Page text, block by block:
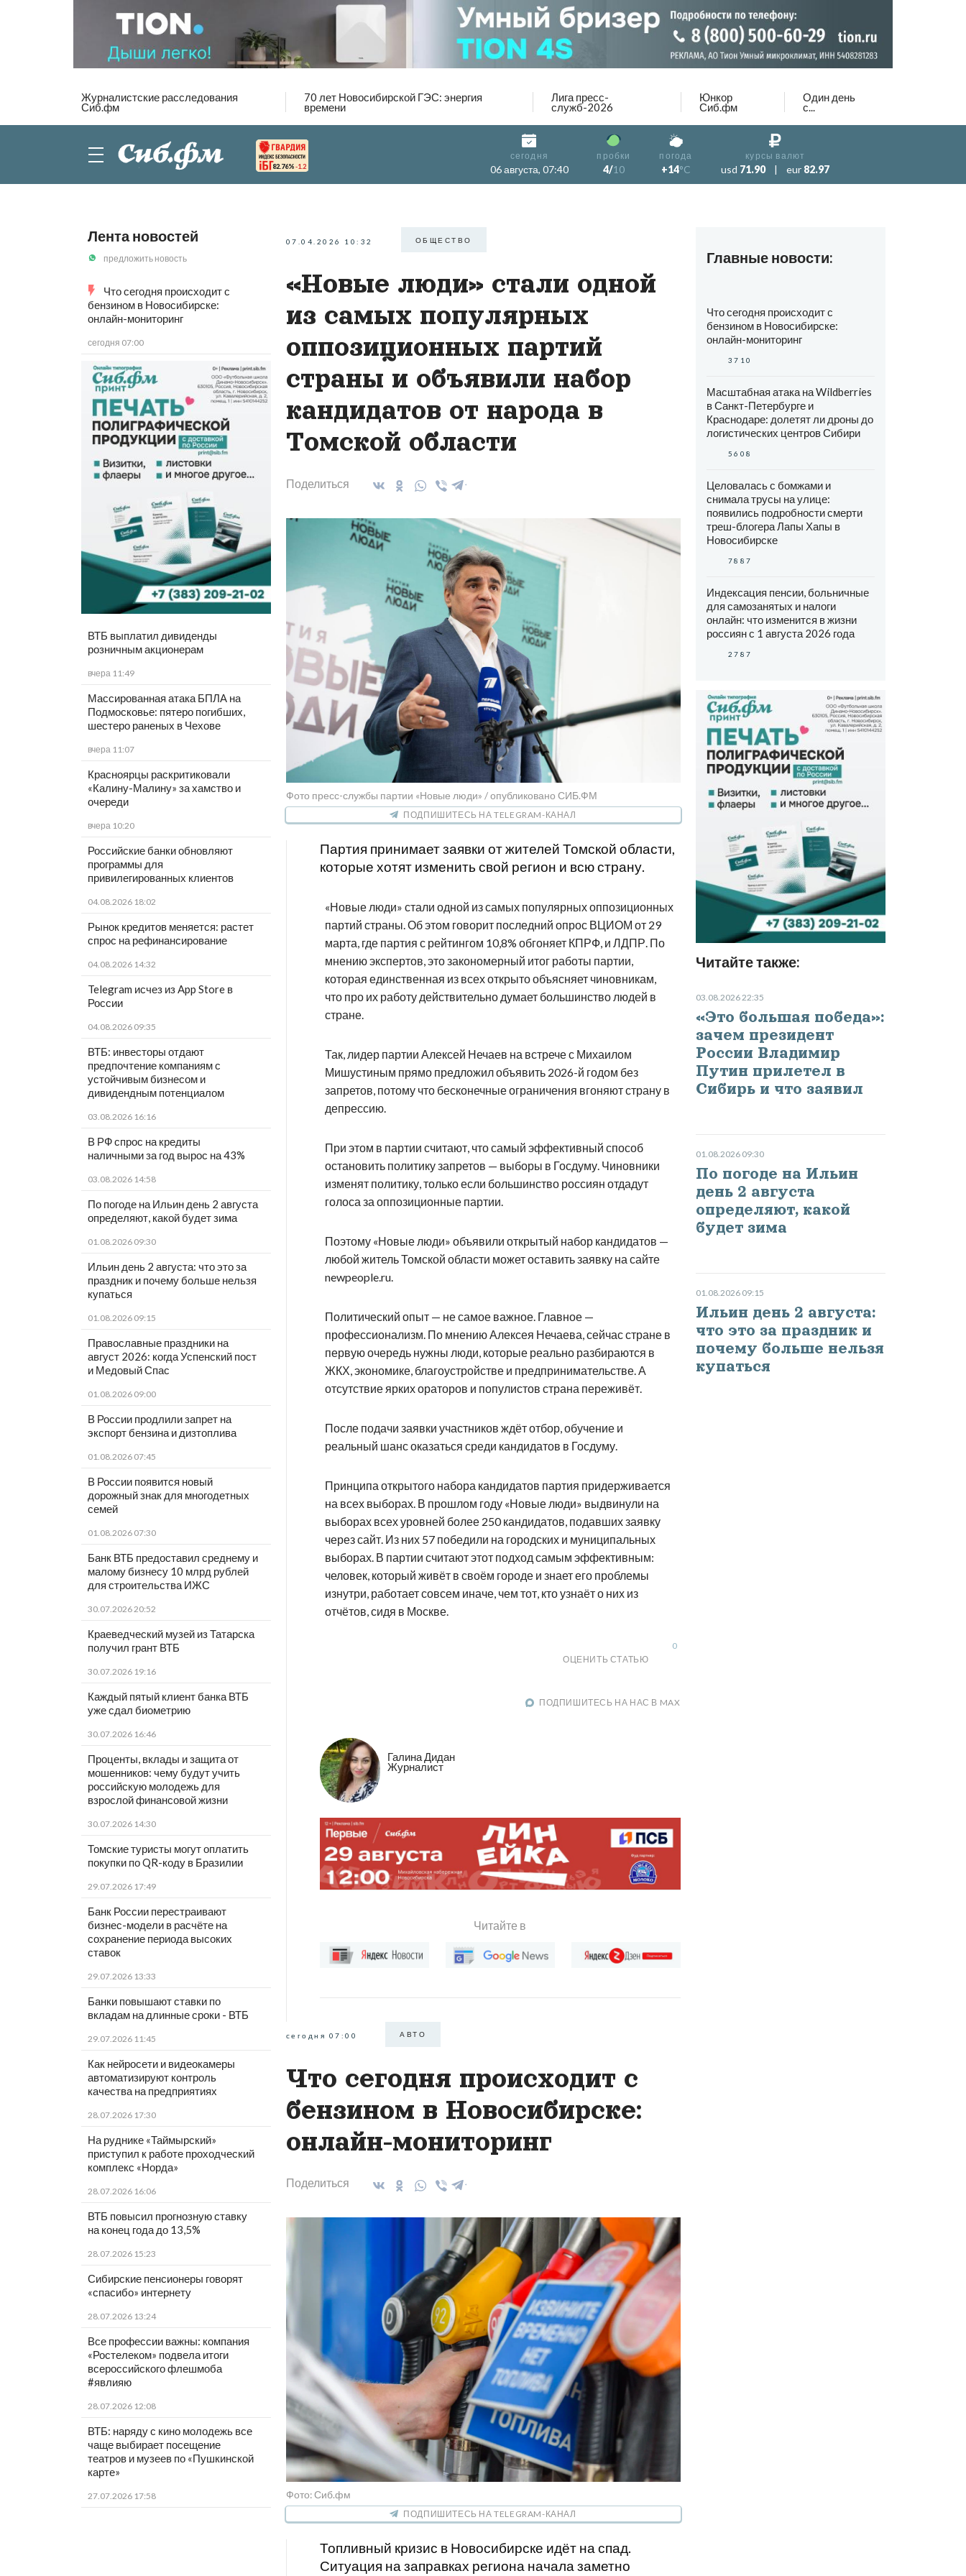
Журналистские расследования
Сиб.фм
70 лет Новосибирской ГЭС: энергия
времени
Лига пресс-
служб-2026
Юнкор
Сиб.фм
Один день
с...
82.76% -1.2
сегодня
06 августа, 07:40
пробки
4/10
погода
+14°C
курсы валют
usd 71.90 | eur 82.97
Лента новостей
предложить новость
Что сегодня происходит с
бензином в Новосибирске:
онлайн-мониторинг
сегодня 07:00
ВТБ выплатил дивиденды
розничным акционерам
вчера 11:49
Массированная атака БПЛА на
Подмосковье: пятеро погибших,
шестеро раненых в Чехове
вчера 11:07
Красноярцы раскритиковали
«Калину-Малину» за хамство и
очереди
вчера 10:20
Российские банки обновляют
программы для
привилегированных клиентов
04.08.2026 18:02
Рынок кредитов меняется: растет
спрос на рефинансирование
04.08.2026 14:32
Telegram исчез из App Store в
России
04.08.2026 09:35
ВТБ: инвесторы отдают
предпочтение компаниям с
устойчивым бизнесом и
дивидендным потенциалом
03.08.2026 16:16
В РФ спрос на кредиты
наличными за год вырос на 43%
03.08.2026 14:58
По погоде на Ильин день 2 августа
определяют, какой будет зима
01.08.2026 09:30
Ильин день 2 августа: что это за
праздник и почему больше нельзя
купаться
01.08.2026 09:15
Православные праздники на
август 2026: когда Успенский пост
и Медовый Спас
01.08.2026 09:00
В России продлили запрет на
экспорт бензина и дизтоплива
01.08.2026 07:45
В России появится новый
дорожный знак для многодетных
семей
01.08.2026 07:30
Банк ВТБ предоставил среднему и
малому бизнесу 10 млрд рублей
для строительства ИЖС
30.07.2026 20:52
Краеведческий музей из Татарска
получил грант ВТБ
30.07.2026 19:16
Каждый пятый клиент банка ВТБ
уже сдал биометрию
30.07.2026 16:46
Проценты, вклады и защита от
мошенников: чему будут учить
российскую молодежь для
взрослой финансовой жизни
30.07.2026 14:30
Томские туристы могут оплатить
покупки по QR-коду в Бразилии
29.07.2026 17:49
Банк России перестраивают
бизнес-модели в расчёте на
сохранение периода высоких
ставок
29.07.2026 13:33
Банки повышают ставки по
вкладам на длинные сроки - ВТБ
29.07.2026 11:45
Как нейросети и видеокамеры
автоматизируют контроль
качества на предприятиях
28.07.2026 17:30
На руднике «Таймырский»
приступил к работе проходческий
комплекс «Норда»
28.07.2026 16:06
ВТБ повысил прогнозную ставку
на конец года до 13,5%
28.07.2026 15:23
Сибирские пенсионеры говорят
«спасибо» интернету
28.07.2026 13:24
Все профессии важны: компания
«Ростелеком» подвела итоги
всероссийского флешмоба
#явлияю
28.07.2026 12:08
ВТБ: наряду с кино молодежь все
чаще выбирает посещение
театров и музеев по «Пушкинской
карте»
27.07.2026 17:58
07.04.2026 10:32 ОБЩЕСТВО
«Новые люди» стали одной
из самых популярных
оппозиционных партий
страны и объявили набор
кандидатов от народа в
Томской области
Поделиться
Фото пресс-службы партии «Новые люди» / опубликовано СИБ.ФМ
ПОДПИШИТЕСЬ НА TELEGRAM-КАНАЛ
Партия принимает заявки от жителей Томской области,
которые хотят изменить свой регион и всю страну.
«Новые люди» стали одной из самых популярных оппозиционных
партий страны. Об этом говорит последний опрос ВЦИОМ от 29
марта, где партия с рейтингом 10,8% обгоняет КПРФ, и ЛДПР. По
мнению экспертов, это закономерный итог работы партии,
которая единственная из всех открыто объясняет чиновникам,
что про их работу действительно думает большинство людей в
стране.
Так, лидер партии Алексей Нечаев на встрече с Михаилом
Мишустиным прямо предложил объявить 2026-й годом без
запретов, потому что бесконечные ограничения вгоняют страну в
депрессию.
При этом в партии считают, что самый эффективный способ
остановить политику запретов — выборы в Госдуму. Чиновники
изменят политику, только если большинство россиян отдадут
голоса за оппозиционные партии.
Поэтому «Новые люди» объявили открытый набор кандидатов —
любой житель Томской области может оставить заявку на сайте
newpeople.ru.
Политический опыт — не самое важное. Главное —
профессионализм. По мнению Алексея Нечаева, сейчас стране в
первую очередь нужны люди, которые реально разбираются в
ЖКХ, экономике, благоустройстве и предпринимательстве. А
отсутствие ярких ораторов и популистов страна переживёт.
После подачи заявки участников ждёт отбор, обучение и
реальный шанс оказаться среди кандидатов в Госдуму.
Принципа открытого набора кандидатов партия придерживается
на всех выборах. В прошлом году «Новые люди» выдвинули на
выборах всех уровней более 250 кандидатов, подавших заявку
через сайт. Из них 57 победили на городских и муниципальных
выборах. В партии считают этот подход самым эффективным:
человек, который живёт в своём городе и знает его проблемы
изнутри, работает совсем иначе, чем тот, кто узнаёт о них из
отчётов, сидя в Москве.
ОЦЕНИТЬ СТАТЬЮ
0
ПОДПИШИТЕСЬ НА НАС В MAX
Галина Дидан
Журналист
Читайте в
сегодня 07:00 АВТО
Что сегодня происходит с
бензином в Новосибирске:
онлайн-мониторинг
Поделиться
Фото: Сиб.фм
ПОДПИШИТЕСЬ НА TELEGRAM-КАНАЛ
Топливный кризис в Новосибирске идёт на спад.
Ситуация на заправках региона начала заметно
Главные новости:
Что сегодня происходит с
бензином в Новосибирске:
онлайн-мониторинг
3710
Масштабная атака на Wildberries
в Санкт-Петербурге и
Краснодаре: долетят ли дроны до
логистических центров Сибири
5608
Целовалась с бомжами и
снимала трусы на улице:
появились подробности смерти
треш-блогера Лапы Хапы в
Новосибирске
7887
Индексация пенсии, больничные
для самозанятых и налоги
онлайн: что изменится в жизни
россиян с 1 августа 2026 года
2787
Читайте также:
03.08.2026 22:35
«Это большая победа»:
зачем президент
России Владимир
Путин прилетел в
Сибирь и что заявил
01.08.2026 09:30
По погоде на Ильин
день 2 августа
определяют, какой
будет зима
01.08.2026 09:15
Ильин день 2 августа:
что это за праздник и
почему больше нельзя
купаться